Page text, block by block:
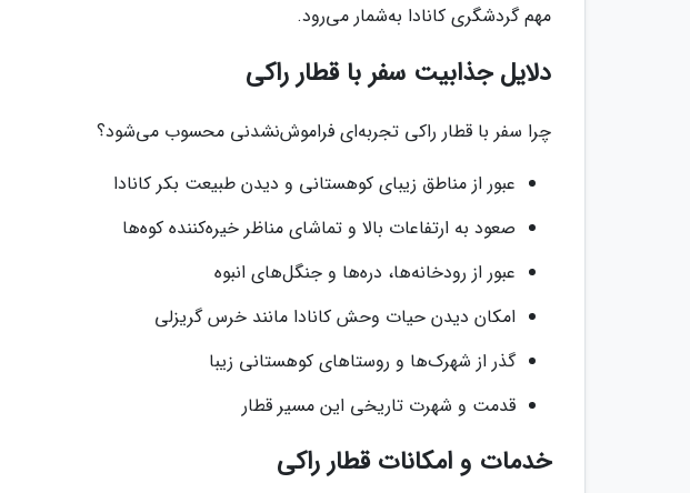
مهم گردشگری کانادا به‌شمار می‌رود.
دلایل جذابیت سفر با قطار راکی
چرا سفر با قطار راکی تجربه‌ای فراموش‌نشدنی محسوب می‌شود؟
عبور از مناطق زیبای کوهستانی و دیدن طبیعت بکر کانادا
صعود به ارتفاعات بالا و تماشای مناظر خیره‌کننده کوه‌ها
عبور از رودخانه‌ها، دره‌ها و جنگل‌های انبوه
امکان دیدن حیات وحش کانادا مانند خرس گریزلی
گذر از شهرک‌ها و روستاهای کوهستانی زیبا
قدمت و شهرت تاریخی این مسیر قطار
خدمات و امکانات قطار راکی